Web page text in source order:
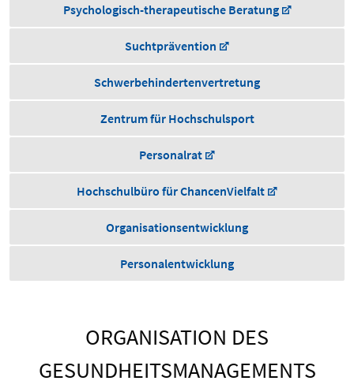
Psychologisch-therapeutische Beratung
Suchtprävention
Schwerbehindertenvertretung
Zentrum für Hochschulsport
Personalrat
Hochschulbüro für ChancenVielfalt
Organisationsentwicklung
Personalentwicklung
ORGANISATION DES
GESUNDHEITSMANAGEMENTS